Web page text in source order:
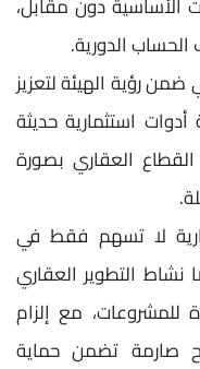
الدورية.
ضمن رؤية الهيئة لتعزيز
استثمارية حديثة
العقاري بصورة
لا تسهم فقط في
نشاط التطوير العقاري
مع إلزام
صارمة تضمن حماية